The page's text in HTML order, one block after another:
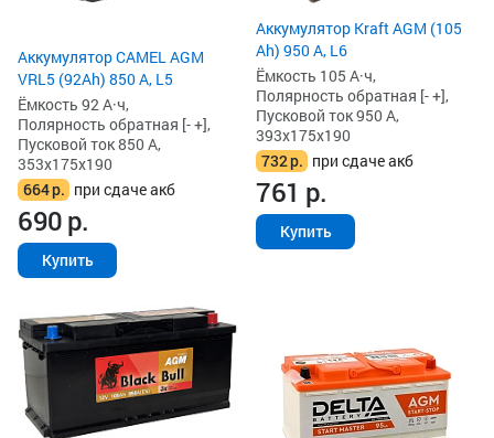
Аккумулятор CAMEL AGM
VRL5 (92Ah) 850 А, L5
Ёмкость 92 А·ч,
Полярность обратная [- +],
Пусковой ток 850 А,
353x175x190
664р. при сдаче акб
690р.
Купить
Аккумулятор Kraft AGM (105
Ah) 950 А, L6
Ёмкость 105 А·ч,
Полярность обратная [- +],
Пусковой ток 950 А,
393x175x190
732р. при сдаче акб
761 р.
Купить